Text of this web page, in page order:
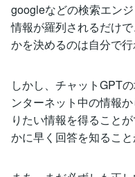
googleなどの検索エン
情報が羅列されるだけ
かを決めるのは自分で行
しかし、チャットGPT
ンターネット中の情報
りたい情報を得ること
かに早く回答を知ること